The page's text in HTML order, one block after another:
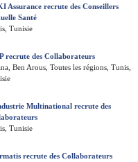
Assurance recrute des Conseillers
Santé
Tunisie
recrute des Collaborateurs
Ben Arous, Toutes les régions, Tunis,
Multinational recrute des
Tunisie
recrute des Collaborateurs